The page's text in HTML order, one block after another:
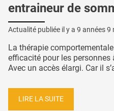
entraineur de
Actualité publiée il y a 9 années 9
La thérapie
efficacité pour les
Avec un accès élargi. Car il
LIRE LA SUITE